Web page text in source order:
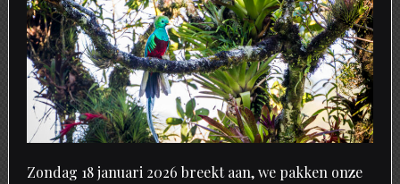
Zondag 18 januari 2026 breekt aan, we pakken onze